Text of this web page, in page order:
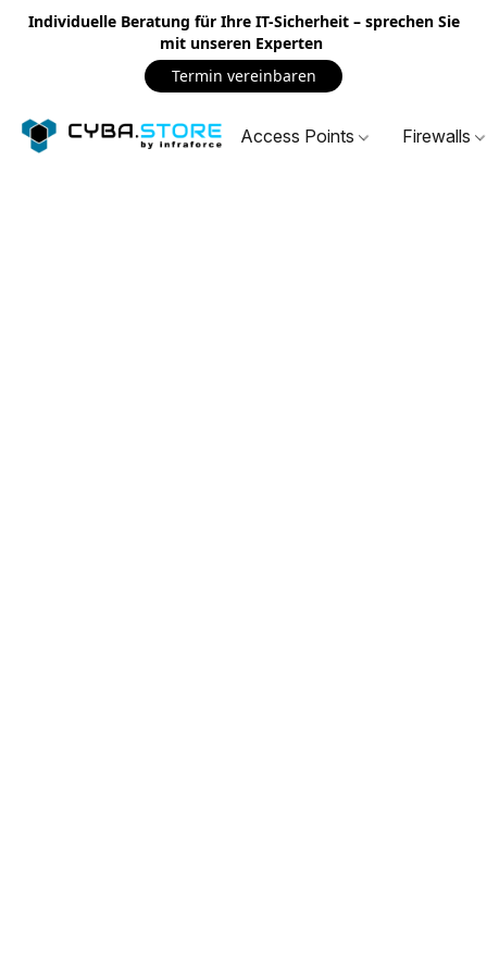
Individuelle Beratung für Ihre IT-Sicherheit – sprechen Sie
mit unseren Experten
Termin vereinbaren
Access Points Firewalls